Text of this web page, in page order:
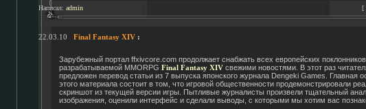
Написал: admin [
22.03.10 Final Fantasy XIV :
Зарубежный портал ffxivcore.com продолжает снабжать всех европейских поклонников
разрабатываемой MMORPG Final Fantasy XIV свежими новостями. В этот раз
предложен перевод статьи из 7 выпуска японского журнала Dengeki Games. Главная
этого материала состоит в том, что игровой общественности продемонстрировали
скриншот из текущей версии игры. Пытливые журналисты произвели тщательный
изображения, оценили интерфейс и сделали выводы, с которыми мы хотим вас